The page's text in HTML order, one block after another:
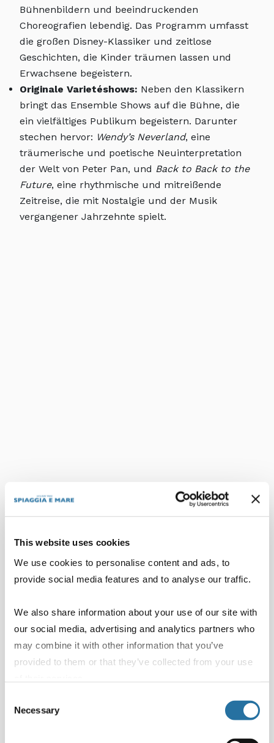
This website uses cookies
We use cookies to personalise content and ads, to
provide social media features and to analyse our traffic.
We also share information about your use of our site with
our social media, advertising and analytics partners who
may combine it with other information that you’ve
provided to them or that they’ve collected from your use
Selection
Necessary
Bühnenbildern und beeindruckenden
Choreografien lebendig. Das Programm umfasst
die großen Disney-Klassiker und zeitlose
Geschichten, die Kinder träumen lassen und
Erwachsene begeistern.
Originale Varietéshows: Neben den Klassikern
bringt das Ensemble Shows auf die Bühne, die
ein vielfältiges Publikum begeistern. Darunter
stechen hervor: Wendy’s Neverland, eine
träumerische und poetische Neuinterpretation
der Welt von Peter Pan, und Back to Back to the
Future, eine rhythmische und mitreißende
Zeitreise, die mit Nostalgie und der Musik
vergangener Jahrzehnte spielt.
Besondere
Wochenveranstaltungen:
Strandisco
Neben dem reichhaltigen regulären Programm
Gemeinschaftsveranstaltungen geprägt, die
Momente echter Verbundenheit schaffen sollen: